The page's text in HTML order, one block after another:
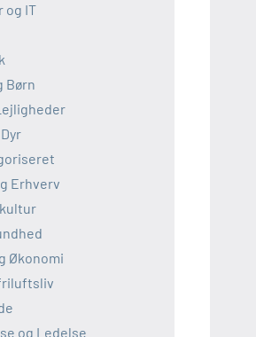
og IT
Børn
Erhverv
Økonomi
og Ledelse